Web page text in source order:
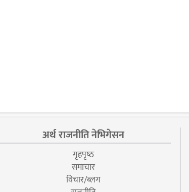
अर्थ राजनीति नेभिगेसन
गृहपृष्‍ठ
समाचार
विचार/ब्लग